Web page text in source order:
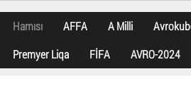
Hamısı AFFA A Milli
Premyer Liqa
FİFA AVRO-2024